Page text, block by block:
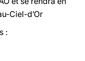
Ciel-d’Or
: